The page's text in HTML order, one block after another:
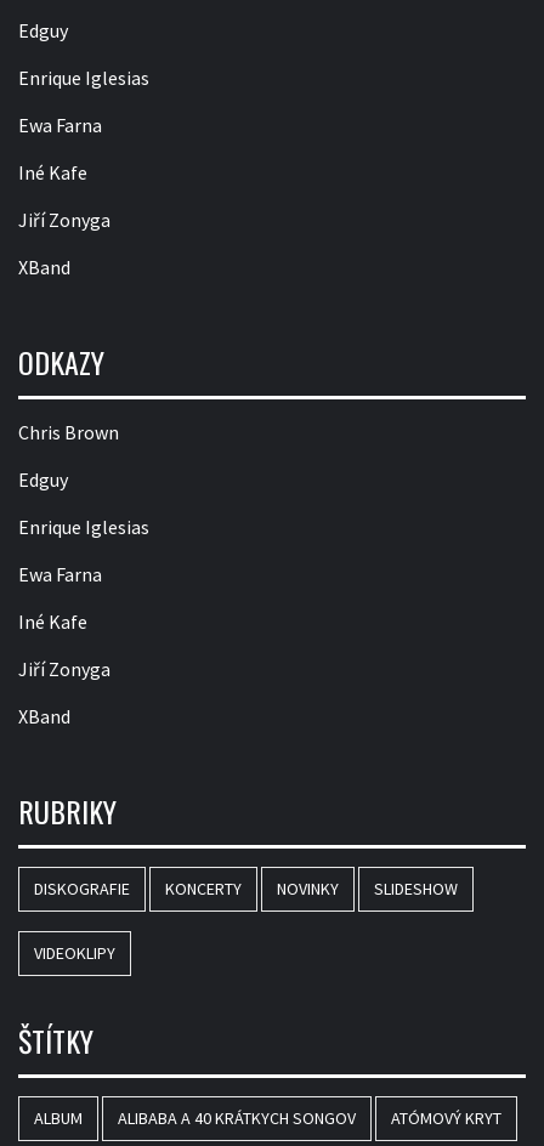
Edguy
Enrique Iglesias
Ewa Farna
Iné Kafe
Jiří Zonyga
XBand
ODKAZY
Chris Brown
Edguy
Enrique Iglesias
Ewa Farna
Iné Kafe
Jiří Zonyga
XBand
RUBRIKY
DISKOGRAFIE KONCERTY NOVINKY SLIDESHOW
VIDEOKLIPY
ŠTÍTKY
ALBUM ALIBABA A 40 KRÁTKYCH SONGOV ATÓMOVÝ KRYT